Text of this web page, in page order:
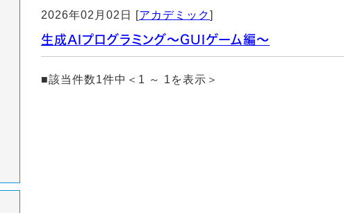
2026年02月02日 [アカデミック]
生成AIプログラミング～GUIゲーム編～
■該当件数1件中＜1 ～ 1を表示＞